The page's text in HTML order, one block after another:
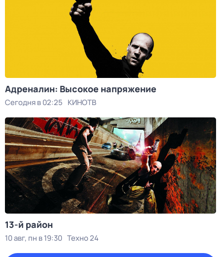
Адреналин: Высокое напряжение
Сегодня в 02:25 КИНОТВ
13-й район
10 авг, пн в 19:30 Техно 24